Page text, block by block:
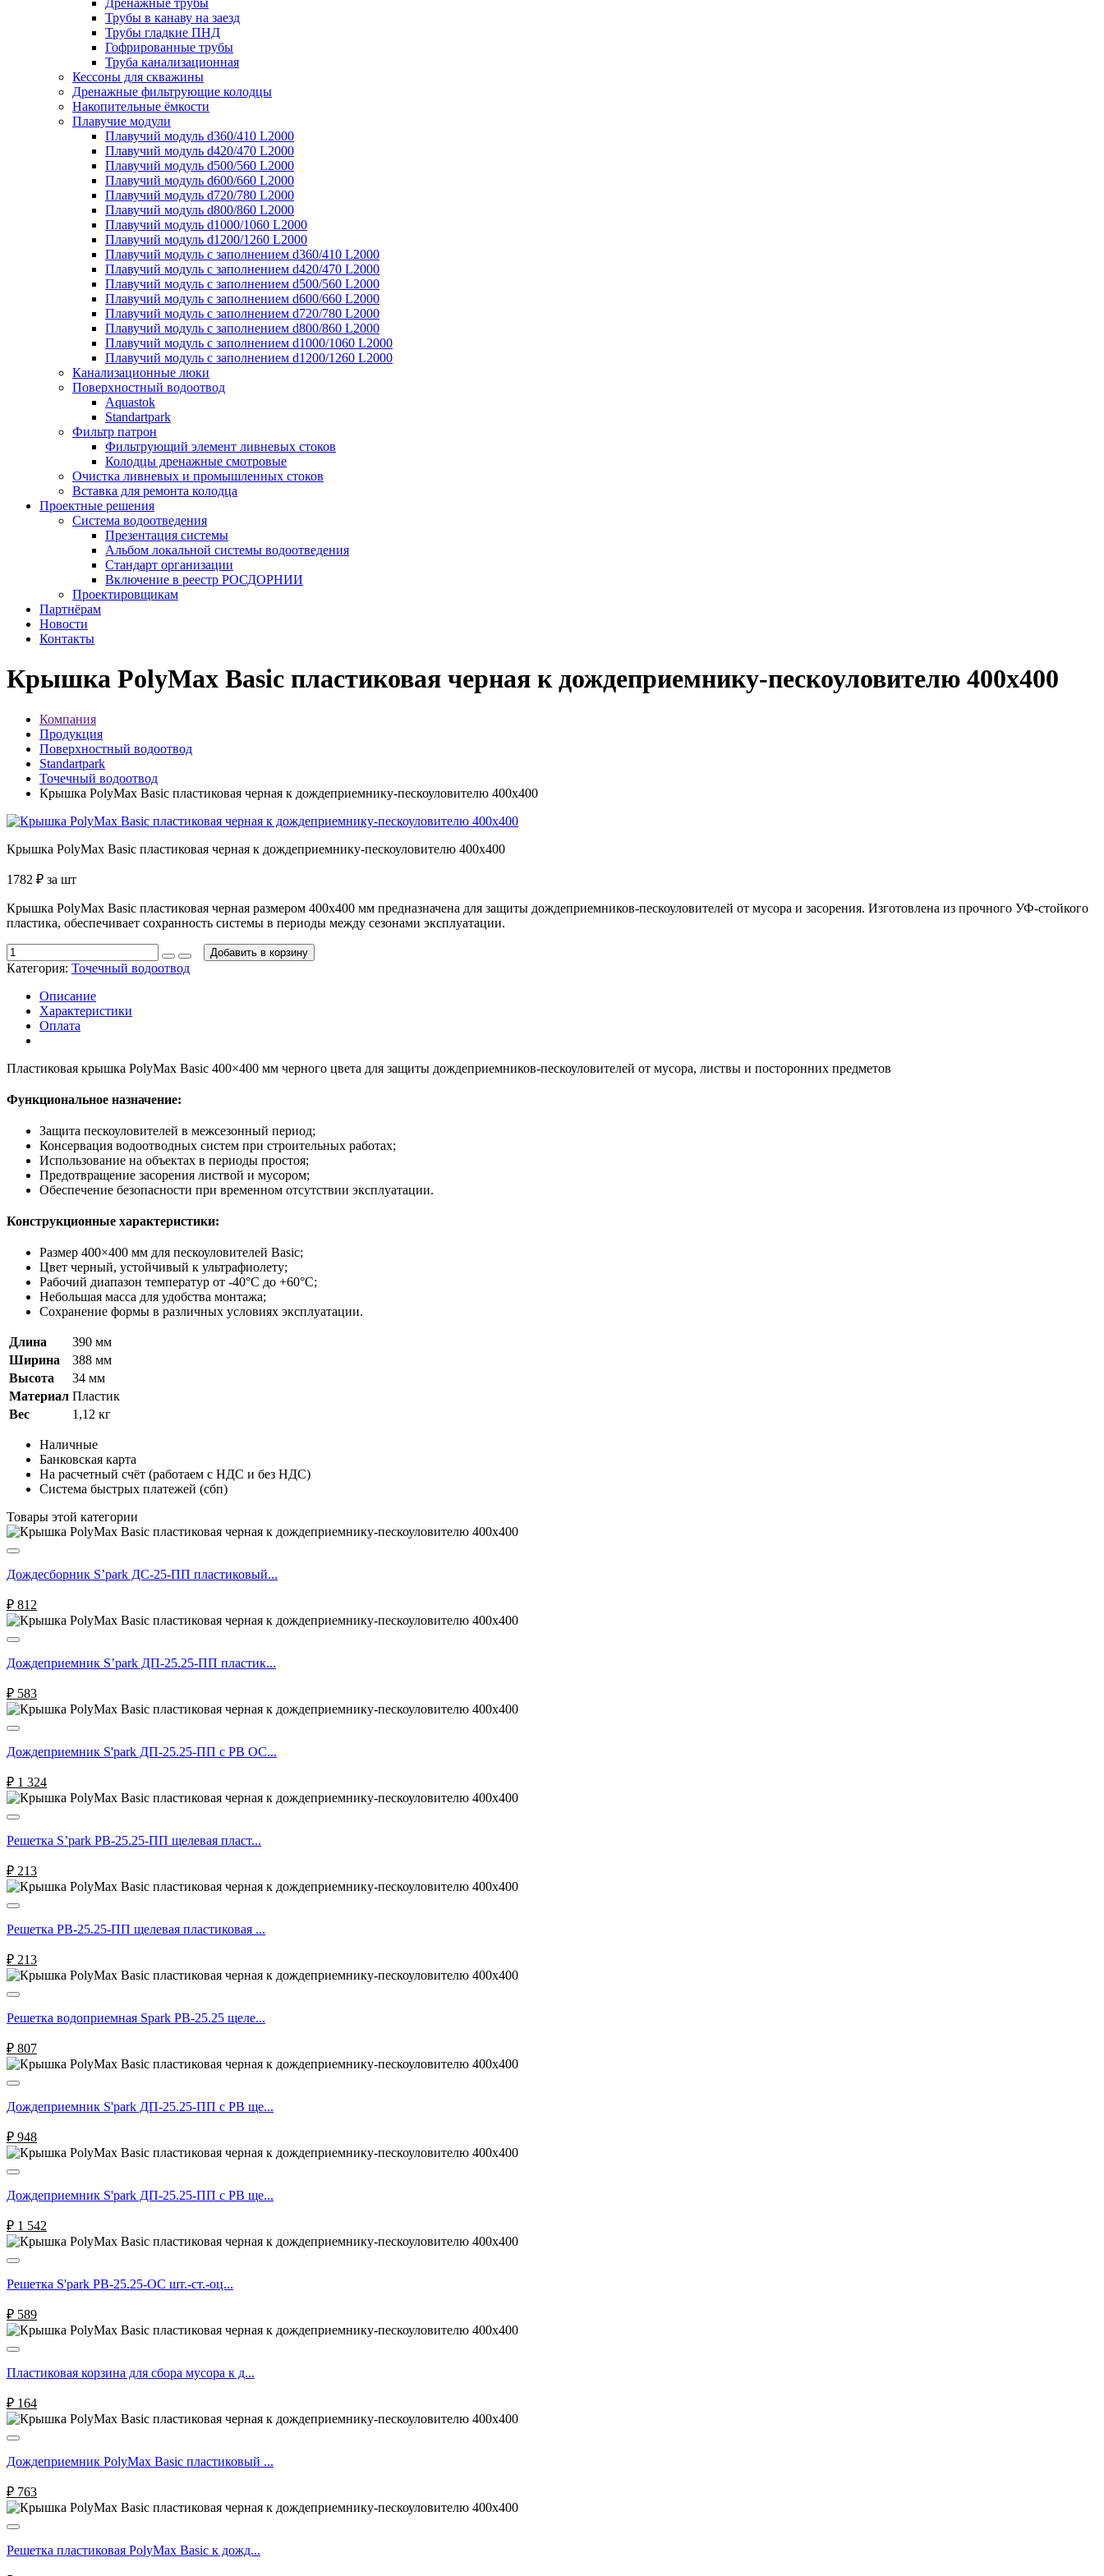
Дренажные трубы
Трубы в канаву на заезд
Трубы гладкие ПНД
Гофрированные трубы
Труба канализационная
Кессоны для скважины
Дренажные фильтрующие колодцы
Накопительные ёмкости
Плавучие модули
Плавучий модуль d360/410 L2000
Плавучий модуль d420/470 L2000
Плавучий модуль d500/560 L2000
Плавучий модуль d600/660 L2000
Плавучий модуль d720/780 L2000
Плавучий модуль d800/860 L2000
Плавучий модуль d1000/1060 L2000
Плавучий модуль d1200/1260 L2000
Плавучий модуль с заполнением d360/410 L2000
Плавучий модуль с заполнением d420/470 L2000
Плавучий модуль с заполнением d500/560 L2000
Плавучий модуль с заполнением d600/660 L2000
Плавучий модуль с заполнением d720/780 L2000
Плавучий модуль с заполнением d800/860 L2000
Плавучий модуль с заполнением d1000/1060 L2000
Плавучий модуль с заполнением d1200/1260 L2000
Канализационные люки
Поверхностный водоотвод
Aquastok
Standartpark
Фильтр патрон
Фильтрующий элемент ливневых стоков
Колодцы дренажные смотровые
Очистка ливневых и промышленных стоков
Вставка для ремонта колодца
Проектные решения
Система водоотведения
Презентация системы
Альбом локальной системы водоотведения
Стандарт организации
Включение в реестр РОСДОРНИИ
Проектировщикам
Партнёрам
Новости
Контакты
Крышка PolyMax Basic пластиковая черная к дождеприемнику-пескоуловителю 400х400
Компания
Продукция
Поверхностный водоотвод
Standartpark
Точечный водоотвод
Крышка PolyMax Basic пластиковая черная к дождеприемнику-пескоуловителю 400х400
Крышка PolyMax Basic пластиковая черная к дождеприемнику-пескоуловителю 400х400
1782 ₽ за шт
Крышка PolyMax Basic пластиковая черная размером 400х400 мм предназначена для защиты дождеприемников-пескоуловителей от мусора и засорения. Изготовлена из прочного УФ-стойкого
пластика, обеспечивает сохранность системы в периоды между сезонами эксплуатации.
Добавить в корзину
Категория: Точечный водоотвод
Описание
Характеристики
Оплата
Пластиковая крышка PolyMax Basic 400×400 мм черного цвета для защиты дождеприемников-пескоуловителей от мусора, листвы и посторонних предметов
Функциональное назначение:
Защита пескоуловителей в межсезонный период;
Консервация водоотводных систем при строительных работах;
Использование на объектах в периоды простоя;
Предотвращение засорения листвой и мусором;
Обеспечение безопасности при временном отсутствии эксплуатации.
Конструкционные характеристики:
Размер 400×400 мм для пескоуловителей Basic;
Цвет черный, устойчивый к ультрафиолету;
Рабочий диапазон температур от -40°C до +60°C;
Небольшая масса для удобства монтажа;
Сохранение формы в различных условиях эксплуатации.
Длина
390 мм
Ширина
388 мм
Высота
34 мм
Материал Пластик
Вес
1,12 кг
Наличные
Банковская карта
На расчетный счёт (работаем с НДС и без НДС)
Система быстрых платежей (сбп)
Товары этой категории
Дождесборник S’park ДС-25-ПП пластиковый...
₽ 812
Дождеприемник S’park ДП-25.25-ПП пластик...
₽ 583
Дождеприемник S'park ДП-25.25-ПП с РВ ОС...
₽ 1 324
Решетка S’park РВ-25.25-ПП щелевая пласт...
₽ 213
Решетка РВ-25.25-ПП щелевая пластиковая ...
₽ 213
Решетка водоприемная Spark РВ-25.25 щеле...
₽ 807
Дождеприемник S'park ДП-25.25-ПП с РВ ще...
₽ 948
Дождеприемник S'park ДП-25.25-ПП с РВ ще...
₽ 1 542
Решетка S'park РВ-25.25-ОС шт.-ст.-оц...
₽ 589
Пластиковая корзина для сбора мусора к д...
₽ 164
Дождеприемник PolyMax Basic пластиковый ...
₽ 763
Решетка пластиковая PolyMax Basic к дожд...